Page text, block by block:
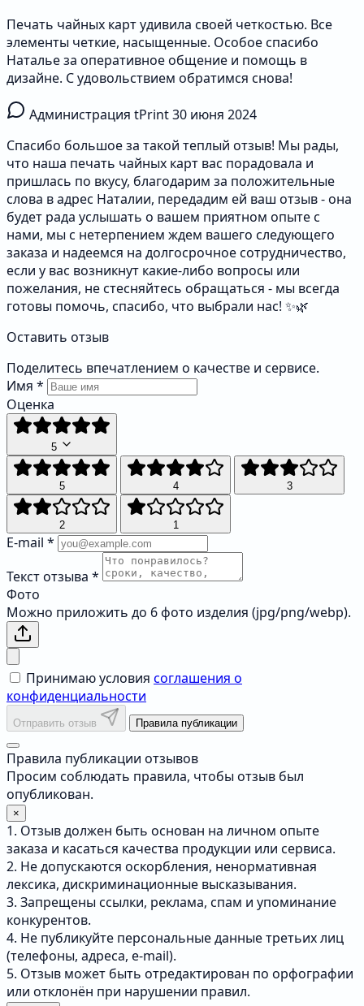
Печать чайных карт удивила своей четкостью. Все
элементы четкие, насыщенные. Особое спасибо
Наталье за оперативное общение и помощь в
дизайне. С удовольствием обратимся снова!
Администрация tPrint30 июня 2024
Спасибо большое за такой теплый отзыв! Мы рады,
что наша печать чайных карт вас порадовала и
пришлась по вкусу, благодарим за положительные
слова в адрес Наталии, передадим ей ваш отзыв - она
будет рада услышать о вашем приятном опыте с
нами, мы с нетерпением ждем вашего следующего
заказа и надеемся на долгосрочное сотрудничество,
если у вас возникнут какие-либо вопросы или
пожелания, не стесняйтесь обращаться - мы всегда
готовы помочь, спасибо, что выбрали нас! ✨🌿
Оставить отзыв
Поделитесь впечатлением о качестве и сервисе.
Имя *
Оценка
5
5 4 3
2 1
E-mail *
Текст отзыва *
Фото
Можно приложить до 6 фото изделия (jpg/png/webp).
Принимаю условия соглашения о
конфиденциальности
Отправить отзыв Правила публикации
Правила публикации отзывов
Просим соблюдать правила, чтобы отзыв был
опубликован.
×
1. Отзыв должен быть основан на личном опыте
заказа и касаться качества продукции или сервиса.
2. Не допускаются оскорбления, ненормативная
лексика, дискриминационные высказывания.
3. Запрещены ссылки, реклама, спам и упоминание
конкурентов.
4. Не публикуйте персональные данные третьих лиц
(телефоны, адреса, e-mail).
5. Отзыв может быть отредактирован по орфографии
или отклонён при нарушении правил.